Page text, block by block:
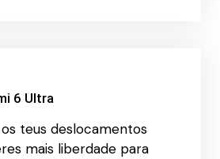
6 Ultra
teus deslocamentos
mais liberdade para